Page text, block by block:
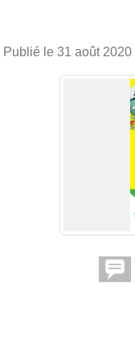
Publié le 31 août 2020